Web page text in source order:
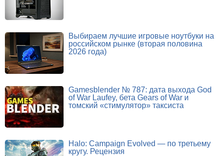
Выбираем лучшие игровые ноутбуки на
российском рынке (вторая половина
2026 года)
Gamesblender № 787: дата выхода God
of War Laufey, бета Gears of War и
томский «стимулятор» таксиста
Halo: Campaign Evolved — по третьему
кругу. Рецензия